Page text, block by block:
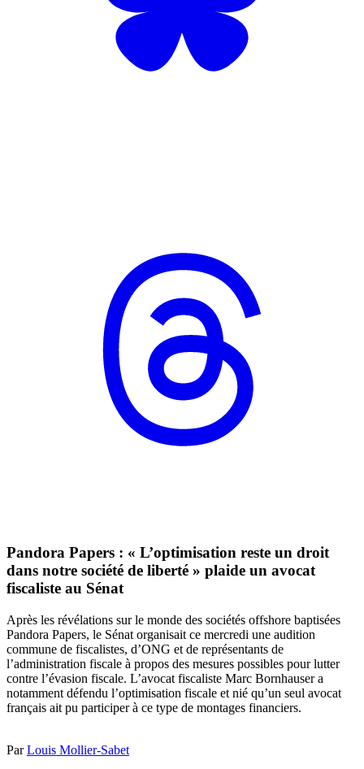
Pandora Papers : « L’optimisation reste un droit
dans notre société de liberté » plaide un avocat
fiscaliste au Sénat
Après les révélations sur le monde des sociétés offshore baptisées
Pandora Papers, le Sénat organisait ce mercredi une audition
commune de fiscalistes, d’ONG et de représentants de
l’administration fiscale à propos des mesures possibles pour lutter
contre l’évasion fiscale. L’avocat fiscaliste Marc Bornhauser a
notamment défendu l’optimisation fiscale et nié qu’un seul avocat
français ait pu participer à ce type de montages financiers.
ParLouis Mollier-Sabet